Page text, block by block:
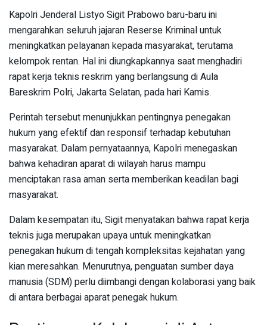
Kapolri Jenderal Listyo Sigit Prabowo baru-baru ini
mengarahkan seluruh jajaran Reserse Kriminal untuk
meningkatkan pelayanan kepada masyarakat, terutama
kelompok rentan. Hal ini diungkapkannya saat menghadiri
rapat kerja teknis reskrim yang berlangsung di Aula
Bareskrim Polri, Jakarta Selatan, pada hari Kamis.
Perintah tersebut menunjukkan pentingnya penegakan
hukum yang efektif dan responsif terhadap kebutuhan
masyarakat. Dalam pernyataannya, Kapolri menegaskan
bahwa kehadiran aparat di wilayah harus mampu
menciptakan rasa aman serta memberikan keadilan bagi
masyarakat.
Dalam kesempatan itu, Sigit menyatakan bahwa rapat kerja
teknis juga merupakan upaya untuk meningkatkan
penegakan hukum di tengah kompleksitas kejahatan yang
kian meresahkan. Menurutnya, penguatan sumber daya
manusia (SDM) perlu diimbangi dengan kolaborasi yang baik
di antara berbagai aparat penegak hukum.